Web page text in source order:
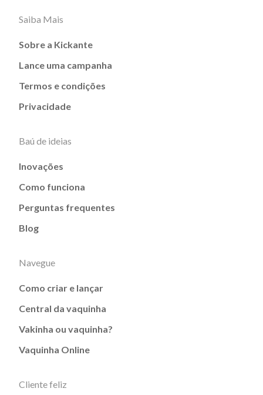
Saiba Mais
Sobre a Kickante
Lance uma campanha
Termos e condições
Privacidade
Baú de ideias
Inovações
Como funciona
Perguntas frequentes
Blog
Navegue
Como criar e lançar
Central da vaquinha
Vakinha ou vaquinha?
Vaquinha Online
Cliente feliz